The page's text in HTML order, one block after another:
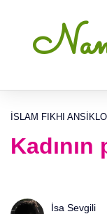
İSLAM FIKHI
İsa Sevgili